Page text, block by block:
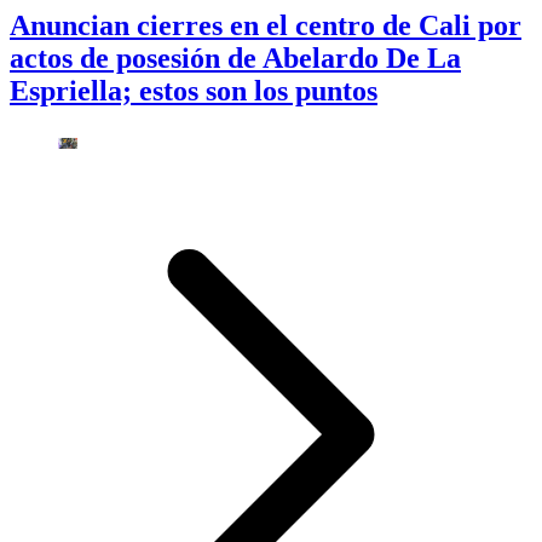
Anuncian cierres en el centro de Cali por
actos de posesión de Abelardo De La
Espriella; estos son los puntos